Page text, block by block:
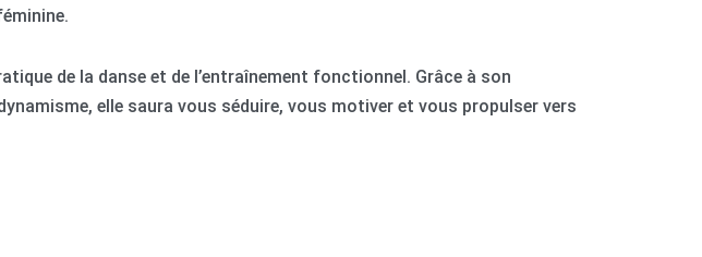
de la danse et de l’entraînement fonctionnel. Grâce à son
elle saura vous séduire, vous motiver et vous propulser vers